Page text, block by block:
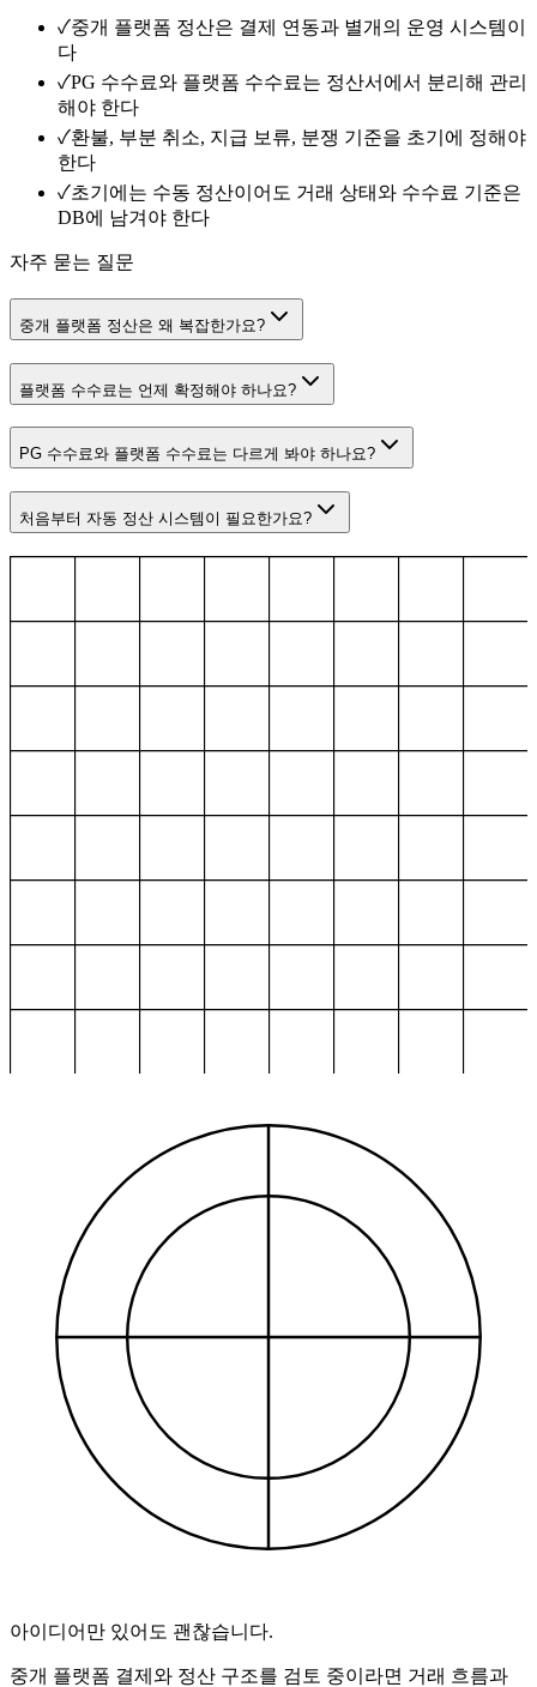
✓중개 플랫폼 정산은 결제 연동과 별개의 운영 시스템이
다
✓PG 수수료와 플랫폼 수수료는 정산서에서 분리해 관리
해야 한다
✓환불, 부분 취소, 지급 보류, 분쟁 기준을 초기에 정해야
한다
✓초기에는 수동 정산이어도 거래 상태와 수수료 기준은
DB에 남겨야 한다
자주 묻는 질문
중개 플랫폼 정산은 왜 복잡한가요?
플랫폼 수수료는 언제 확정해야 하나요?
PG 수수료와 플랫폼 수수료는 다르게 봐야 하나요?
처음부터 자동 정산 시스템이 필요한가요?
아이디어만 있어도 괜찮습니다.
중개 플랫폼 결제와 정산 구조를 검토 중이라면 거래 흐름과